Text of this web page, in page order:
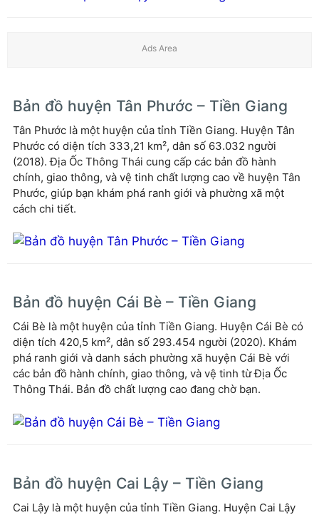
Bản đồ huyện Tân Phước – Tiền Giang
Tân Phước là một huyện của tỉnh Tiền Giang. Huyện Tân
Phước có diện tích 333,21 km², dân số 63.032 người
(2018). Địa Ốc Thông Thái cung cấp các bản đồ hành
chính, giao thông, và vệ tinh chất lượng cao về huyện Tân
Phước, giúp bạn khám phá ranh giới và phường xã một
cách chi tiết.
Bản đồ huyện Cái Bè – Tiền Giang
Cái Bè là một huyện của tỉnh Tiền Giang. Huyện Cái Bè có
diện tích 420,5 km², dân số 293.454 người (2020). Khám
phá ranh giới và danh sách phường xã huyện Cái Bè với
các bản đồ hành chính, giao thông, và vệ tinh từ Địa Ốc
Thông Thái. Bản đồ chất lượng cao đang chờ bạn.
Bản đồ huyện Cai Lậy – Tiền Giang
Cai Lậy là một huyện của tỉnh Tiền Giang. Huyện Cai Lậy